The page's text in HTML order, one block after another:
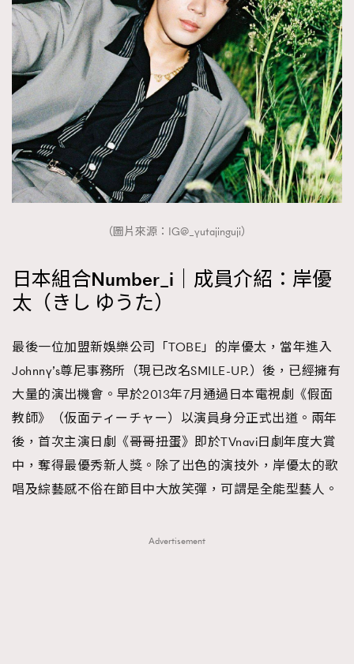
（圖片來源：IG@_yutajinguji）
日本組合Number_i｜成員介紹：岸優
太（きし ゆうた）
最後一位加盟新娛樂公司「TOBE」的岸優太，當年進入
Johnny’s尊尼事務所（現已改名SMILE-UP.）後，已經擁有
大量的演出機會。早於2013年7月通過日本電視劇《假面
教師》（仮面ティーチャー）以演員身分正式出道。兩年
後，首次主演日劇《哥哥扭蛋》即於TVnavi日劇年度大賞
中，奪得最優秀新人獎。除了出色的演技外，岸優太的歌
唱及綜藝感不俗在節目中大放笑彈，可謂是全能型藝人。
Advertisement